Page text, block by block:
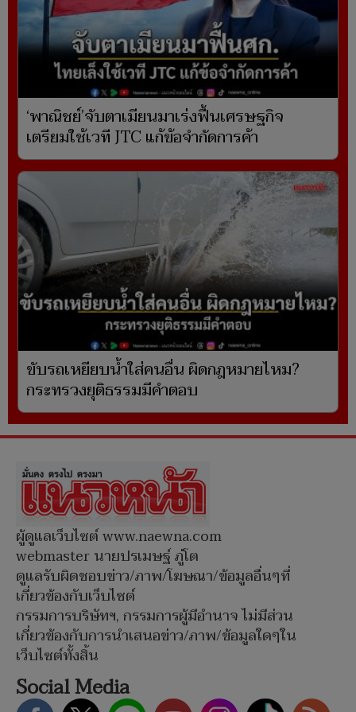
‘พาณิชย์’จับตาเมียนมาเร่งฟื้นเศรษฐกิจ
เตรียมใช้เวที JTC แก้ข้อจำกัดการค้า
ขับรถเหยียบน้ำใส่คนอื่น ผิดกฎหมายไหม?
กระทรวงยุติธรรมมีคำตอบ
ผู้ดูแลเว็บไซต์ www.naewna.com
webmaster นายปรเมษฐ์ ภู่โต
ดูแลรับผิดชอบข่าว/ภาพ/โฆษณา/ข้อมูลอื่นๆที่
เกี่ยวข้องกับเว็บไซต์
กรรมการบริษัทฯ, กรรมการผู้มีอำนาจ ไม่มีส่วน
เกี่ยวข้องกับการนำเสนอข่าว/ภาพ/ข้อมูลใดๆใน
เว็บไซต์ทั้งสิ้น
Social Media